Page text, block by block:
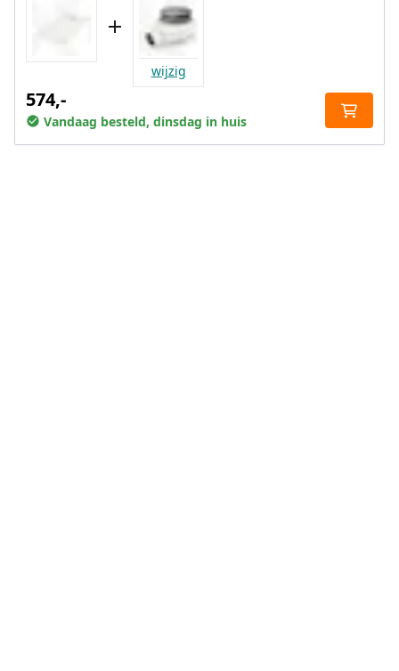
wijzig
574,-
Vandaag besteld, dinsdag in huis